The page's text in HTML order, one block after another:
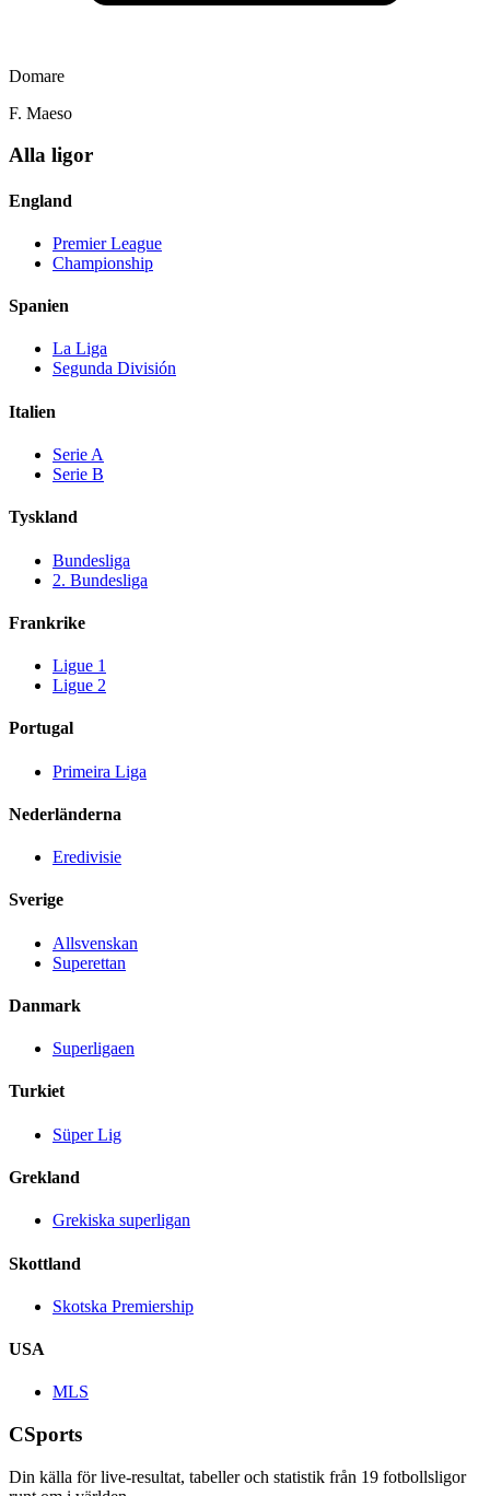
Domare
F. Maeso
Alla ligor
England
Premier League
Championship
Spanien
La Liga
Segunda División
Italien
Serie A
Serie B
Tyskland
Bundesliga
2. Bundesliga
Frankrike
Ligue 1
Ligue 2
Portugal
Primeira Liga
Nederländerna
Eredivisie
Sverige
Allsvenskan
Superettan
Danmark
Superligaen
Turkiet
Süper Lig
Grekland
Grekiska superligan
Skottland
Skotska Premiership
USA
MLS
CSports
Din källa för live-resultat, tabeller och statistik från 19 fotbollsligor